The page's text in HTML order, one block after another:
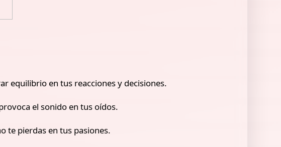
equilibrio en tus reacciones y decisiones.
el sonido en tus oídos.
te pierdas en tus pasiones.